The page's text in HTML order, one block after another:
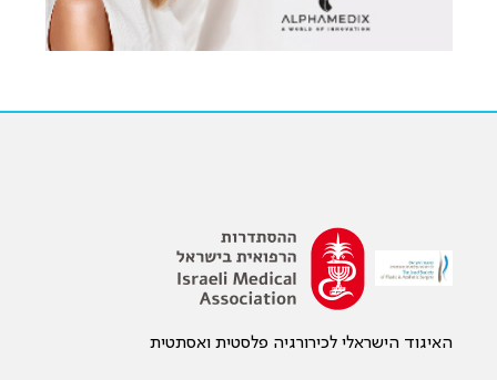
האיגוד הישראלי לכירורגיה פלסטית ואסתטית